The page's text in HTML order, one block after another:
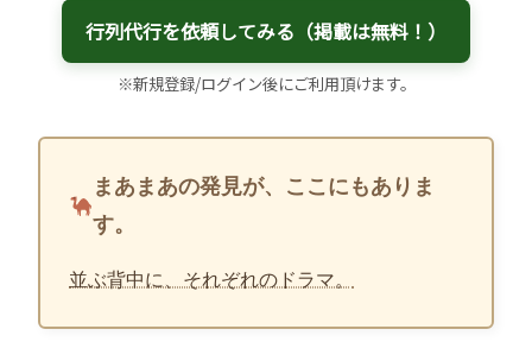
行列代行を依頼してみる（掲載は無料！）
※新規登録/ログイン後にご利用頂けます。
まあまあの発見が、ここにもありま
す。
並ぶ背中に、それぞれのドラマ。